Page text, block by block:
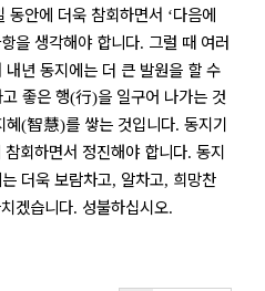
동안에 더욱 참회하면서 ‘다음에
을 생각해야 합니다. 그럴 때 여러
년 동지에는 더 큰 발원을 할 수
좋은 행(行)을 일구어 나가는 것
혜(智慧)를 쌓는 것입니다. 동지기
회하면서 정진해야 합니다. 동지
더욱 보람차고, 알차고, 희망찬
겠습니다. 성불하십시오.